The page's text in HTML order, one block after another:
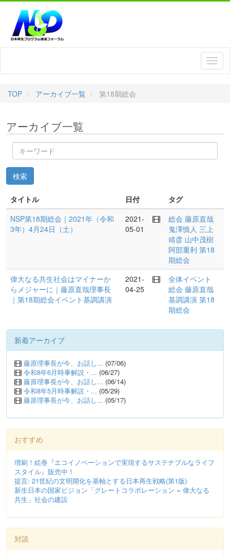
TOP アーカイブ一覧 第18期総会
アーカイブ一覧
キ
ー
ワ
ー
ド
検索
タイトル 日付
タグ
NSP第18期総会｜2021年（令和
3年）4月24日（土）
2021-
05-01
総会 藤原直哉
鬼澤慎人 三上
靖彦 山中茂樹
阿部重利 第18
期総会
偉大なる共生社会はマイナーか
らメジャーに｜藤原直哉理事長
｜第18期総会イベント基調講演
2021-
04-25
全体イベント
総会 藤原直哉
基調講演 第18
期総会
新着アーカイブ
藤原理事長が今、お話し... (07/06)
令和8年6月時事解説・... (06/27)
藤原理事長が今、お話し... (06/14)
令和8年5月時事解説・... (05/29)
藤原理事長が今、お話し... (05/17)
おすすめ
増刷！絵巻『エコイノベーションで実現するサステナブルなライフ
スタイル』販売中！
提言: 21世紀の文明開化を基軸とする日本再生戦略(第1版)
新生日本の国家ビジョン「グレートコラボレーション = 偉大なる
共生」社会の建設
対談